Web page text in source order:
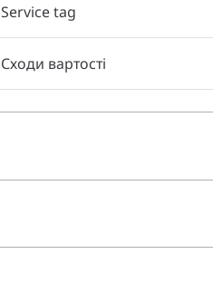
Service tag
Сходи вартості